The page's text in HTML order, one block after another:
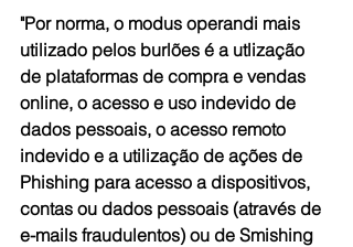
"Por norma, o modus operandi mais
utilizado pelos burlões é a utlização
de plataformas de compra e vendas
online, o acesso e uso indevido de
dados pessoais, o acesso remoto
indevido e a utilização de ações de
Phishing para acesso a dispositivos,
contas ou dados pessoais (através de
e-mails fraudulentos) ou de Smishing